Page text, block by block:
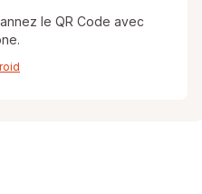
le QR Code avec